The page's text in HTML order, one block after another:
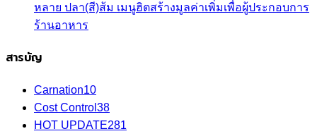
หลาย ปลา(สี)ส้ม เมนูฮิตสร้างมูลค่าเพิ่มเพื่อผู้ประกอบการ
ร้านอาหาร
สารบัญ
Carnation10
Cost Control 38
HOT UPDATE281